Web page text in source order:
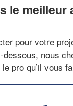
le meilleur
pour votre
nous
pro qu’il vous